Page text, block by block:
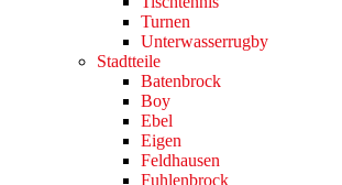
Turnen
Unterwasserrugby
Stadtteile
Batenbrock
Boy
Ebel
Eigen
Feldhausen
Fuhlenbrock